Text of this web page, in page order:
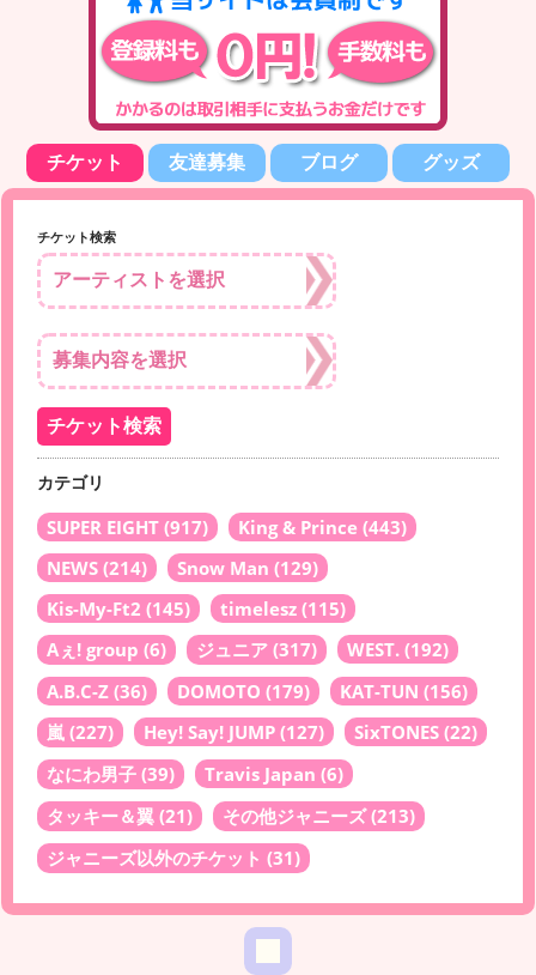
チケット 友達募集 ブログ グッズ
チケット検索
カテゴリ
SUPER EIGHT (917) King & Prince (443)
NEWS (214) Snow Man (129)
Kis-My-Ft2 (145) timelesz (115)
Aぇ! group (6) ジュニア (317) WEST. (192)
A.B.C-Z (36) DOMOTO (179) KAT-TUN (156)
嵐 (227) Hey! Say! JUMP (127) SixTONES (22)
なにわ男子 (39) Travis Japan (6)
タッキー＆翼 (21) その他ジャニーズ(213)
ジャニーズ以外のチケット (31)